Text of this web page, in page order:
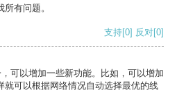
有问题。
支持[0] 反对[0]
可以增加一些新功能。比如，可以增加
就可以根据网络情况自动选择最优的线